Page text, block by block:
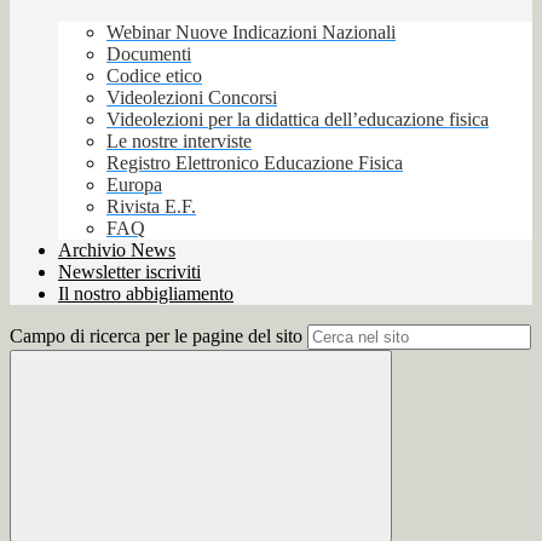
Webinar Nuove Indicazioni Nazionali
Documenti
Codice etico
Videolezioni Concorsi
Videolezioni per la didattica dell’educazione fisica
Le nostre interviste
Registro Elettronico Educazione Fisica
Europa
Rivista E.F.
FAQ
Archivio News
Newsletter iscriviti
Il nostro abbigliamento
Campo di ricerca per le pagine del sito